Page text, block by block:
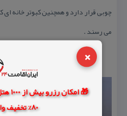
×
🎁
80% تخفیف واقعی
چوبی قرار دارد و همچنین كبوتر خانه
می رسند .